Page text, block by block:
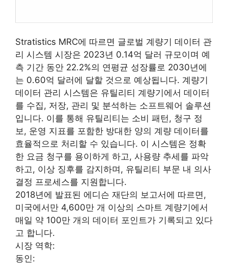
Stratistics MRC에 따르면 글로벌 계량기 데이터 관
리 시스템 시장은 2023년 0.14억 달러 규모이며 예
측 기간 동안 22.2%의 연평균 성장률로 2030년에
는 0.60억 달러에 달할 것으로 예상됩니다. 계량기
데이터 관리 시스템은 유틸리티 계량기에서 데이터
를 수집, 저장, 관리 및 분석하는 소프트웨어 솔루션
입니다. 이를 통해 유틸리티는 소비 패턴, 청구 정
보, 운영 지표를 포함한 방대한 양의 계량 데이터를
효율적으로 처리할 수 있습니다. 이 시스템은 정확
한 요금 청구를 용이하게 하고, 사용량 추세를 파악
하고, 이상 징후를 감지하며, 유틸리티 부문 내 의사
결정 프로세스를 지원합니다.
2018년에 발표된 에디슨 재단의 보고서에 따르면,
미국에서만 4,600만 개 이상의 스마트 계량기에서
매일 약 100만 개의 데이터 포인트가 기록되고 있다
고 합니다.
시장 역학:
동인: